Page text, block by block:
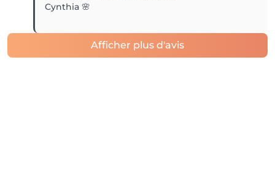
Cynthia 🌸
Afficher plus d'avis